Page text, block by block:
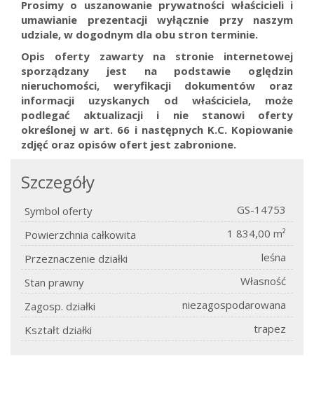
Prosimy o uszanowanie prywatności właścicieli i
umawianie prezentacji wyłącznie przy naszym
udziale, w dogodnym dla obu stron terminie.
Opis oferty zawarty na stronie internetowej
sporządzany jest na podstawie oględzin
nieruchomości, weryfikacji dokumentów oraz
informacji uzyskanych od właściciela, może
podlegać aktualizacji i nie stanowi oferty
określonej w art. 66 i następnych K.C. Kopiowanie
zdjęć oraz opisów ofert jest zabronione.
Szczegóły
Symbol oferty
GS-14753
Powierzchnia całkowita
1 834,00 m²
Przeznaczenie działki
leśna
Stan prawny
Własność
Zagosp. działki
niezagospodarowana
Kształt działki
trapez